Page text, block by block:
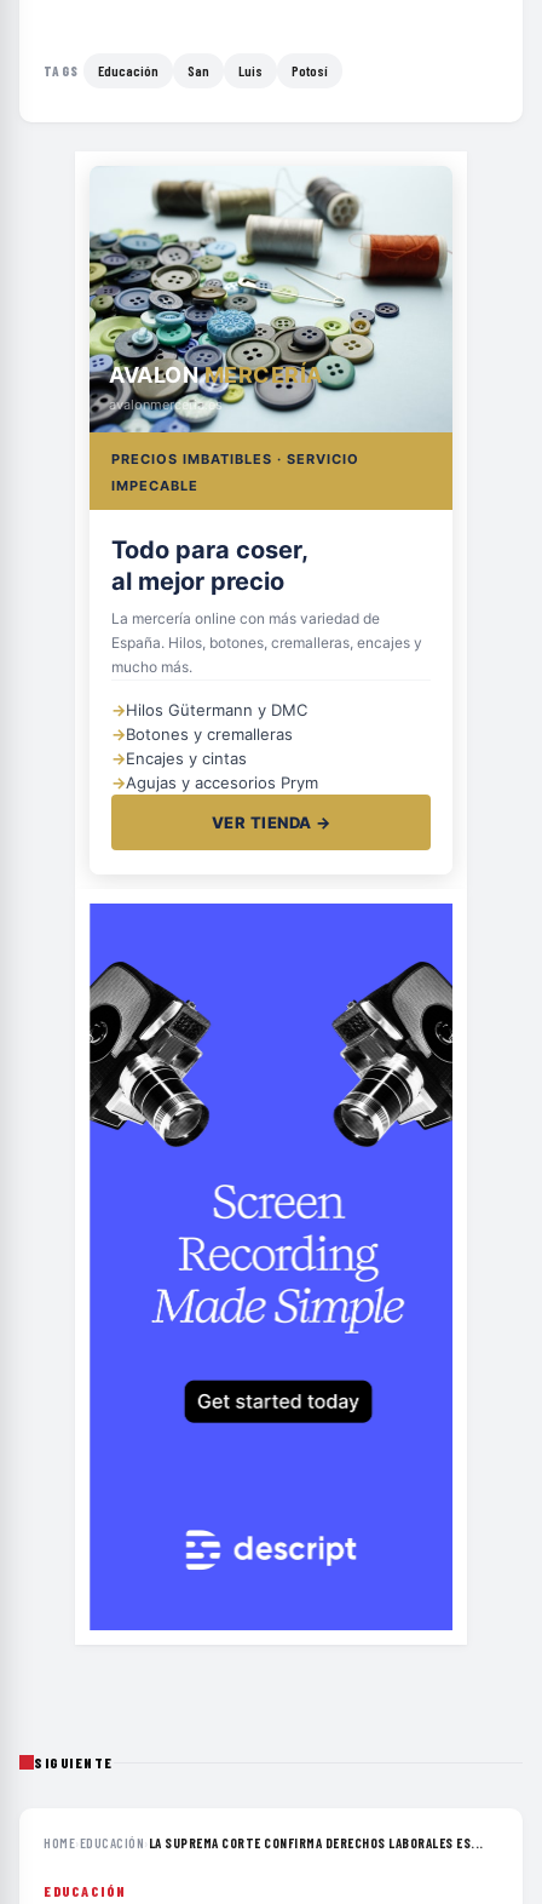
TAGS Educación San Luis Potosí
AVALONMERCERÍA
avalonmerceria.es
PRECIOS IMBATIBLES · SERVICIO
IMPECABLE
Todo para coser,
al mejor precio
La mercería online con más variedad de
España. Hilos, botones, cremalleras, encajes y
mucho más.
→Hilos Gütermann y DMC
→Botones y cremalleras
→Encajes y cintas
→Agujas y accesorios Prym
VER TIENDA →
SIGUIENTE
HOME›EDUCACIÓN› LA SUPREMA CORTE CONFIRMA DERECHOS LABORALES ES...
EDUCACIÓN